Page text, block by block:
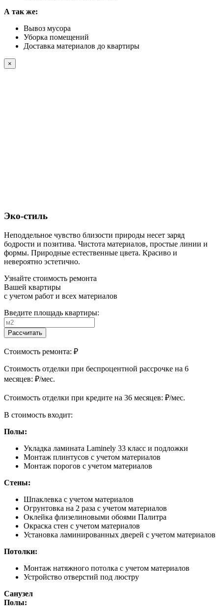
А так же:
Вывоз мусора
Уборка помещений
Доставка материалов до квартиры
×
Эко-стиль
Неподдельное чувство близости природы несет заряд
бодрости и позитива. Чистота материалов, простые линии и
формы. Природные естественные цвета. Красиво и
невероятно эстетично.
Узнайте стоимость ремонта
Вашей квартиры
с учетом работ и всех материалов
Введите площадь квартиры:
Рассчитать
Стоимость ремонта: ₽
Cтоимость отделки при беспроцентной рассрочке на 6
месяцев: ₽/мес.
Cтоимость отделки при кредите на 36 месяцев: ₽/мес.
В стоимость входит:
Полы:
Укладка ламината Laminely 33 класс и подложки
Монтаж плинтусов с учетом материалов
Монтаж порогов с учетом материалов
Стены:
Шпаклевка с учетом материалов
Огрунтовка на 2 раза с учетом материалов
Оклейка флизелиновыми обоями Палитра
Окраска стен с учетом материалов
Установка ламинированных дверей с учетом материалов
Потолки:
Монтаж натяжного потолка с учетом материалов
Устройство отверстий под люстру
Санузел
Полы: